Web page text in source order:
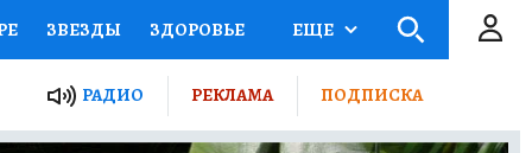
ЗВЕЗДЫ ЗДОРОВЬЕ
ПРОЕКТЫ РОССИИ
ПУТЕВОДИТЕЛЬ
ЕЩЕ
РАДИО РЕКЛАМА ПОДПИСКА